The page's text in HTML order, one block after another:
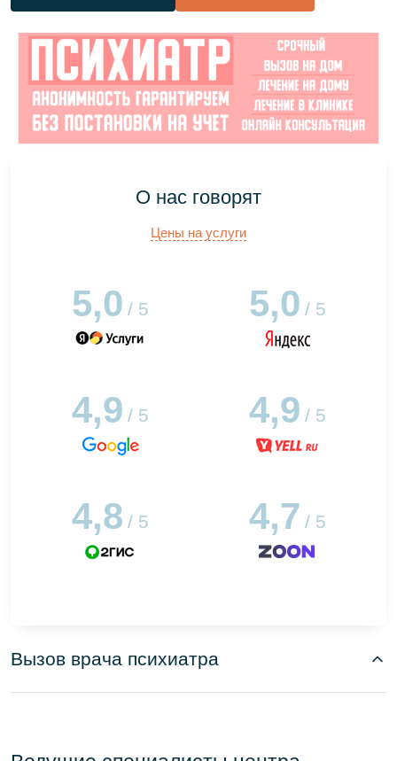
О нас говорят
Цены на услуги
5,0 / 5 5,0 / 5
4,9 / 5 4,9 / 5
4,8 / 5 4,7 / 5
Вызов врача психиатра